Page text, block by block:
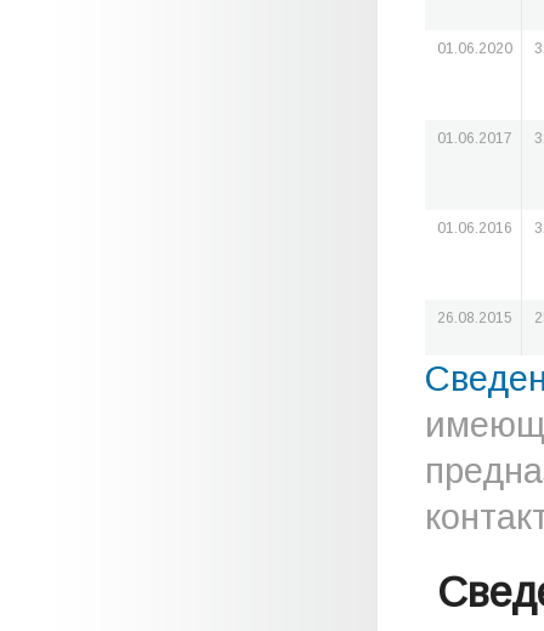
01.06.2020
01.06.2017
01.06.2016
26.08.2015